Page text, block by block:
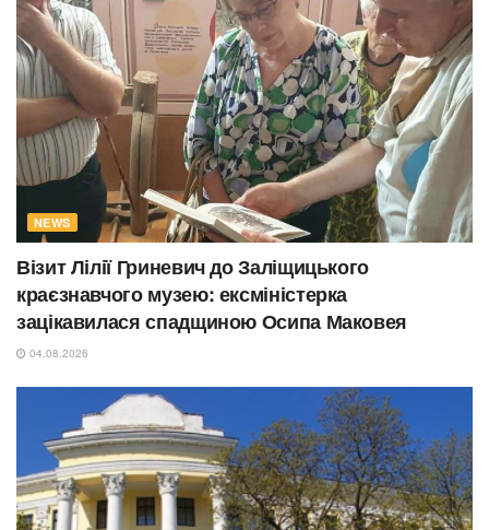
NEWS
Візит Лілії Гриневич до Заліщицького
краєзнавчого музею: ексміністерка
зацікавилася спадщиною Осипа Маковея
04.08.2026